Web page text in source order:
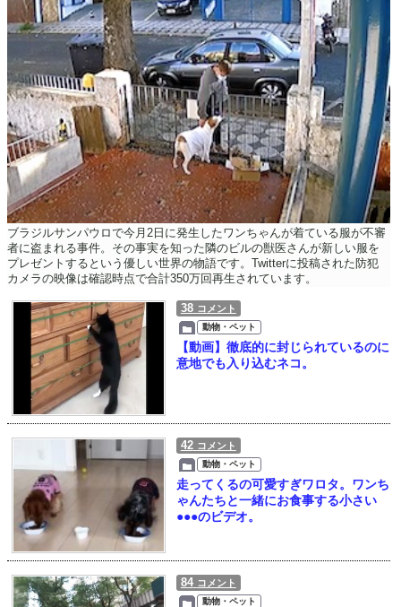
ブラジルサンパウロで今月2日に発生したワンちゃんが着ている服が不審
者に盗まれる事件。その事実を知った隣のビルの獣医さんが新しい服を
プレゼントするという優しい世界の物語です。Twitterに投稿された防犯
カメラの映像は確認時点で合計350万回再生されています。
38 コメント
動物・ペット
【動画】徹底的に封じられているのに
意地でも入り込むネコ。
42 コメント
動物・ペット
走ってくるの可愛すぎワロタ。ワンち
ゃんたちと一緒にお食事する小さい
●●●のビデオ。
84 コメント
動物・ペット